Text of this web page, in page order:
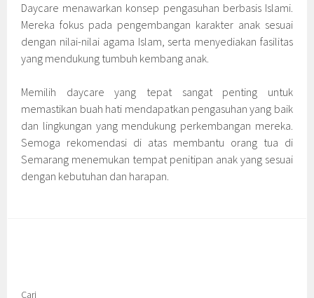
Daycare menawarkan konsep pengasuhan berbasis Islami.
Mereka fokus pada pengembangan karakter anak sesuai
dengan nilai-nilai agama Islam, serta menyediakan fasilitas
yang mendukung tumbuh kembang anak.
Memilih daycare yang tepat sangat penting untuk
memastikan buah hati mendapatkan pengasuhan yang baik
dan lingkungan yang mendukung perkembangan mereka.
Semoga rekomendasi di atas membantu orang tua di
Semarang menemukan tempat penitipan anak yang sesuai
dengan kebutuhan dan harapan.
Cari